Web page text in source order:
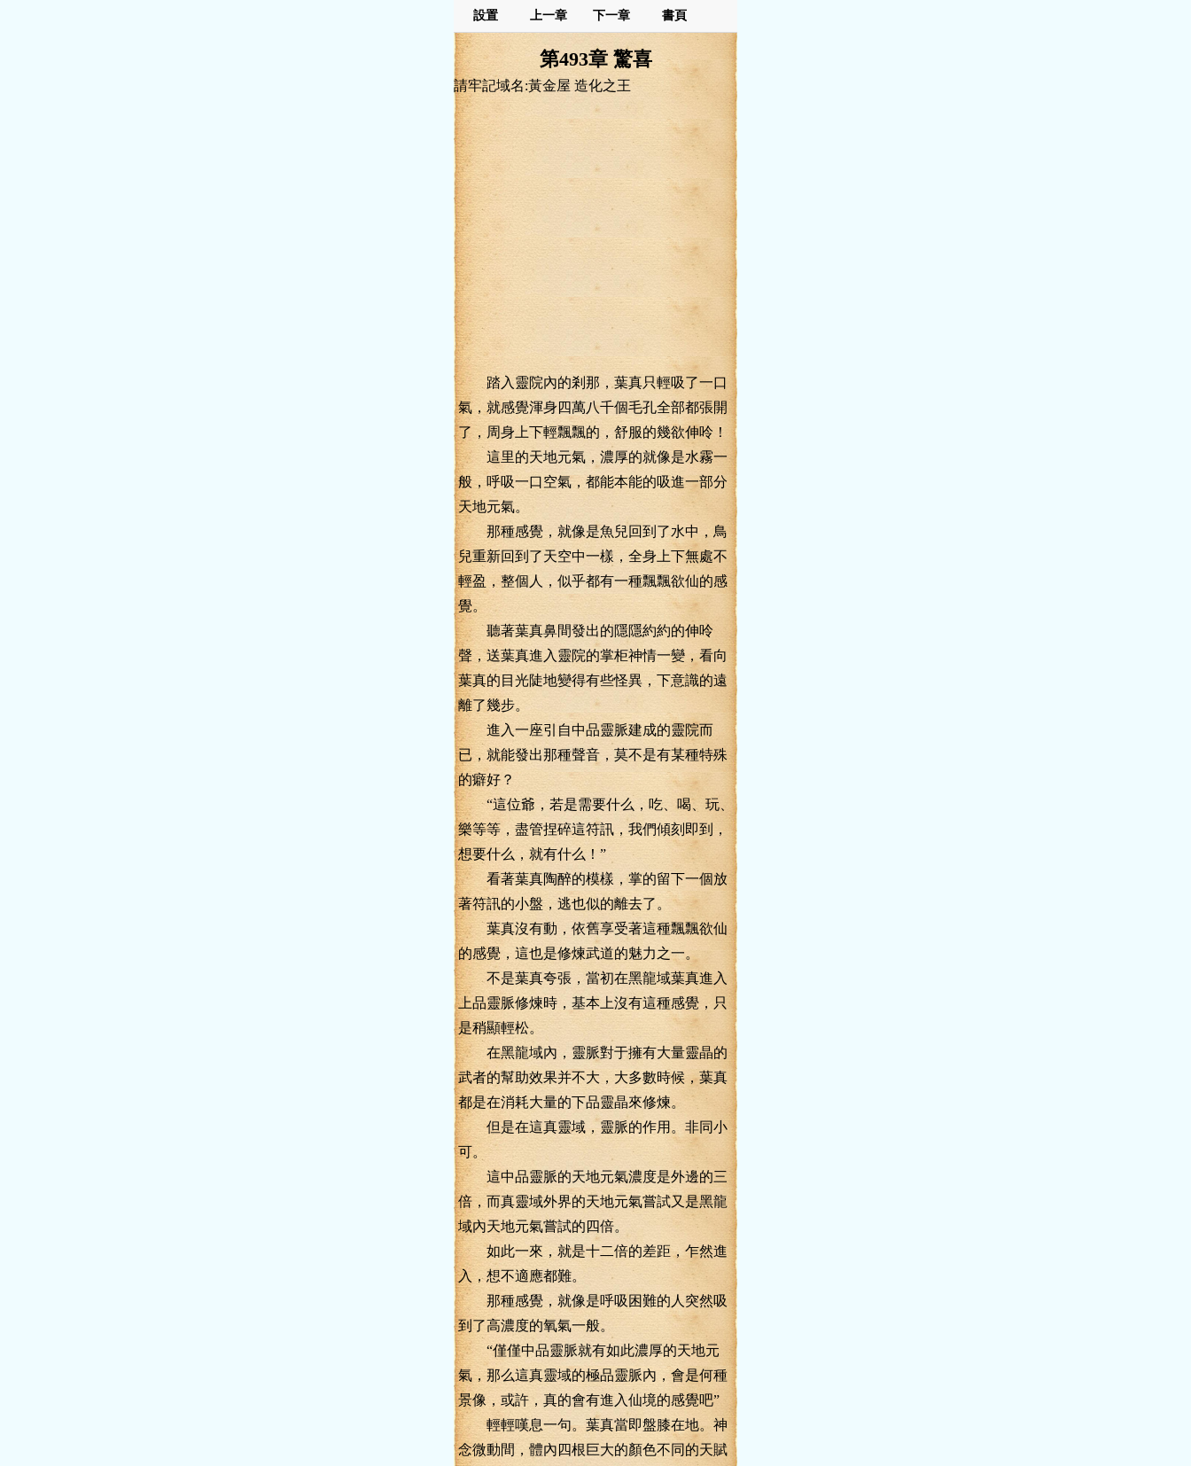
設置 上一章 下一章 書頁
第493章 驚喜
請牢記域名:黃金屋 造化之王
踏入靈院內的剎那，葉真只輕吸了一口
氣，就感覺渾身四萬八千個毛孔全部都張開
了，周身上下輕飄飄的，舒服的幾欲伸呤！
這里的天地元氣，濃厚的就像是水霧一
般，呼吸一口空氣，都能本能的吸進一部分
天地元氣。
那種感覺，就像是魚兒回到了水中，鳥
兒重新回到了天空中一樣，全身上下無處不
輕盈，整個人，似乎都有一種飄飄欲仙的感
覺。
聽著葉真鼻間發出的隱隱約約的伸呤
聲，送葉真進入靈院的掌柜神情一變，看向
葉真的目光陡地變得有些怪異，下意識的遠
離了幾步。
進入一座引自中品靈脈建成的靈院而
已，就能發出那種聲音，莫不是有某種特殊
的癖好？
“這位爺，若是需要什么，吃、喝、玩、
樂等等，盡管捏碎這符訊，我們傾刻即到，
想要什么，就有什么！”
看著葉真陶醉的模樣，掌的留下一個放
著符訊的小盤，逃也似的離去了。
葉真沒有動，依舊享受著這種飄飄欲仙
的感覺，這也是修煉武道的魅力之一。
不是葉真夸張，當初在黑龍域葉真進入
上品靈脈修煉時，基本上沒有這種感覺，只
是稍顯輕松。
在黑龍域內，靈脈對于擁有大量靈晶的
武者的幫助效果并不大，大多數時候，葉真
都是在消耗大量的下品靈晶來修煉。
但是在這真靈域，靈脈的作用。非同小
可。
這中品靈脈的天地元氣濃度是外邊的三
倍，而真靈域外界的天地元氣嘗試又是黑龍
域內天地元氣嘗試的四倍。
如此一來，就是十二倍的差距，乍然進
入，想不適應都難。
那種感覺，就像是呼吸困難的人突然吸
到了高濃度的氧氣一般。
“僅僅中品靈脈就有如此濃厚的天地元
氣，那么這真靈域的極品靈脈內，會是何種
景像，或許，真的會有進入仙境的感覺吧”
輕輕嘆息一句。葉真當即盤膝在地。神
念微動間，體內四根巨大的顏色不同的天賦